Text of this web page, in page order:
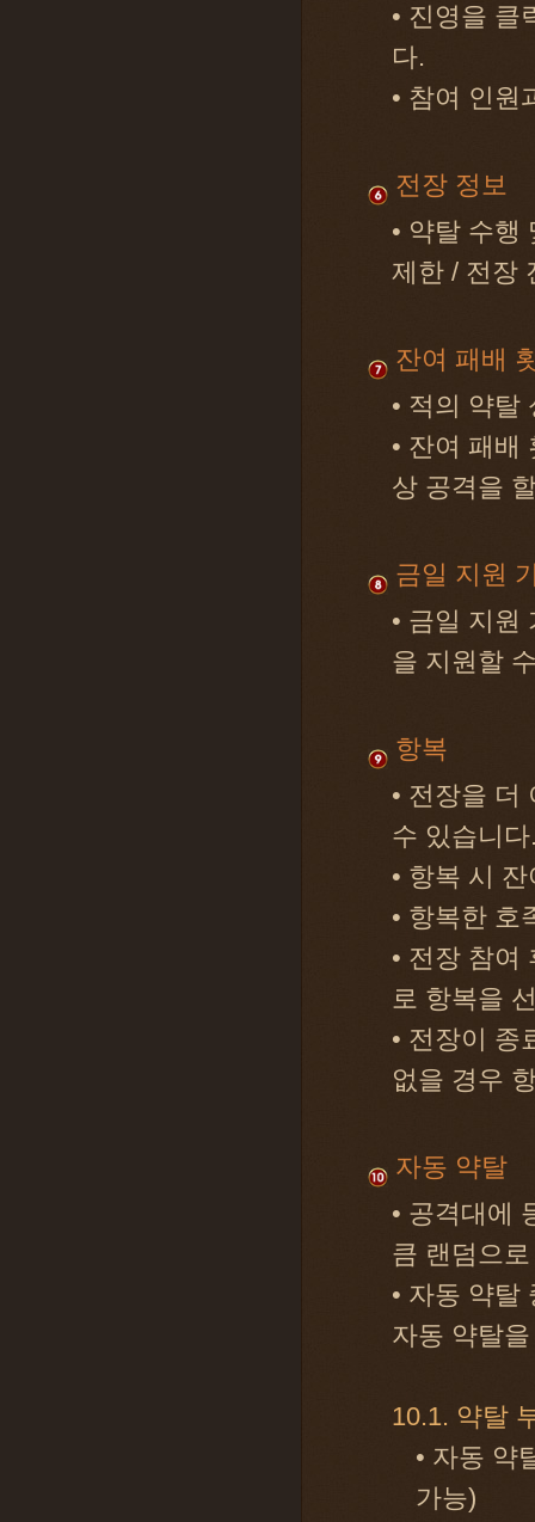
• 진영을 클
다.
• 참여 인원
전장 정보
• 약탈 수행
제한 / 전장
잔여 패배
• 적의 약탈
• 잔여 패배
상 공격을
금일 지원
• 금일 지원
을 지원할
항복
• 전장을 더
수 있습니다
• 항복 시
• 항복한 호
• 전장 참여
로 항복을
• 전장이 종
없을 경우
자동 약탈
• 공격대에
큼 랜덤으
• 자동 약탈
자동 약탈
10.1. 약탈
• 자동 약
가능)